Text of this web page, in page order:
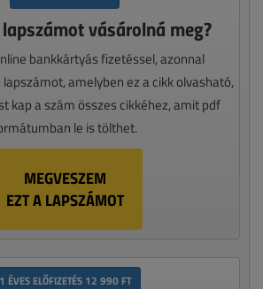
vásárolná meg?
bankkártyás fizetéssel, azonnal
amelyben ez a cikk olvasható,
kap a szám összes cikkéhez, amit pdf
le is tölthet.
MEGVESZEM
EZT A LAPSZÁMOT
1 ÉVES ELŐFIZETÉS 12 990 FT